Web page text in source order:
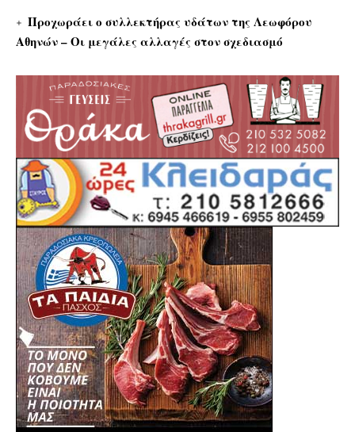
Προχωράει ο συλλεκτήρας υδάτων της Λεωφόρου
Αθηνών – Οι μεγάλες αλλαγές στον σχεδιασμό